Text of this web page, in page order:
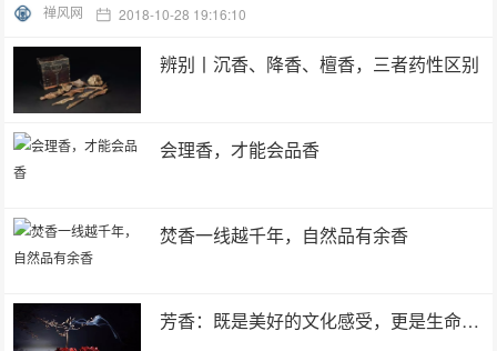
禅风网 2018-10-28 19:16:10
辨别丨沉香、降香、檀香，三者药性区别
会理香，才能会品香
焚香一线越千年，自然品有余香
芳香：既是美好的文化感受，更是生命中最动心的体验